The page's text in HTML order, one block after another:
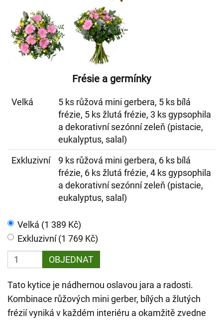
Frésie a germínky
Velká
5 ks růžová mini gerbera, 5 ks bílá
frézie, 5 ks žlutá frézie, 3 ks gypsophila
a dekorativní sezónní zeleň (pistacie,
eukalyptus, salal)
Exkluzivní
9 ks růžová mini gerbera, 6 ks bílá
frézie, 6 ks žlutá frézie, 4 ks gypsophila
a dekorativní sezónní zeleň (pistacie,
eukalyptus, salal)
Velká (1 389 Kč)
Exkluzivní (1 769 Kč)
OBJEDNAT
Tato kytice je nádhernou oslavou jara a radosti.
Kombinace růžových mini gerber, bílých a žlutých
frézií vyniká v každém interiéru a okamžitě zvedne